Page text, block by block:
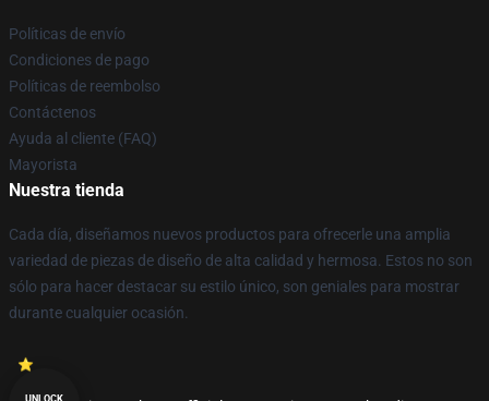
Políticas de envío
Condiciones de pago
Políticas de reembolso
Contáctenos
Ayuda al cliente (FAQ)
Mayorista
Nuestra tienda
Cada día, diseñamos nuevos productos para ofrecerle una amplia
variedad de piezas de diseño de alta calidad y hermosa. Estos no son
sólo para hacer destacar su estilo único, son geniales para mostrar
durante cualquier ocasión.
UNLOCK